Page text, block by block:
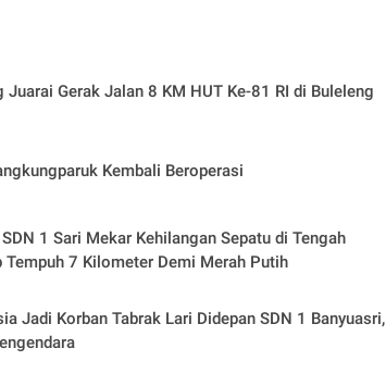
Juarai Gerak Jalan 8 KM HUT Ke-81 RI di Buleleng
Kembali Beroperasi
1 Sari Mekar Kehilangan Sepatu di Tengah
Tempuh 7 Kilometer Demi Merah Putih
Jadi Korban Tabrak Lari Didepan SDN 1 Banyuasri,